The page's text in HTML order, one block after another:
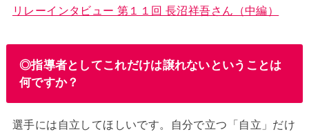
リレーインタビュー 第１１回 長沼祥吾さん（中編）
◎指導者としてこれだけは譲れないということは
何ですか？
選手には自立してほしいです。自分で立つ「自立」だけ